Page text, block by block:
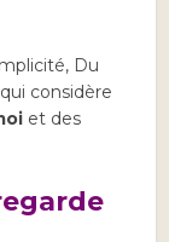
Du
qui considère
et des